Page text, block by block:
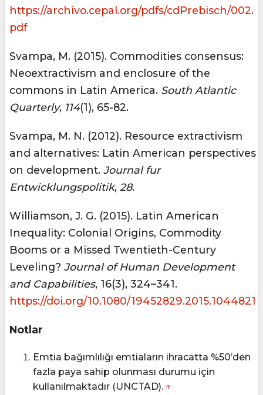
https://archivo.cepal.org/pdfs/cdPrebisch/002.
pdf
Svampa, M. (2015). Commodities consensus:
Neoextractivism and enclosure of the
commons in Latin America. South Atlantic
Quarterly, 114(1), 65-82.
Svampa, M. N. (2012). Resource extractivism
and alternatives: Latin American perspectives
on development. Journal fur
Entwicklungspolitik, 28.
Williamson, J. G. (2015). Latin American
Inequality: Colonial Origins, Commodity
Booms or a Missed Twentieth-Century
Leveling? Journal of Human Development
and Capabilities, 16(3), 324–341.
https://doi.org/10.1080/19452829.2015.1044821
Notlar
Emtia bağımlılığı emtiaların ihracatta %50’den
fazla paya sahip olunması durumu için
kullanılmaktadır (UNCTAD). ↑